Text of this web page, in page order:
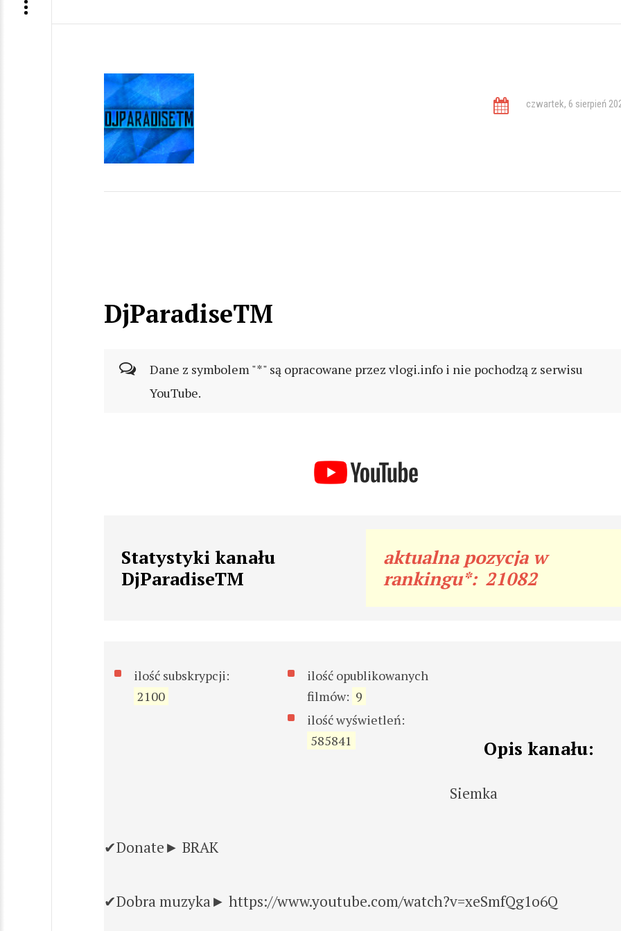
czwartek, 6 sierpień
DjParadiseTM
Dane z symbolem "*" są opracowane przez vlogi.info i nie pochodzą z serwisu
YouTube.
Statystyki kanału
DjParadiseTM
aktualna pozycja w
rankingu*: 21082
ilość subskrypcji:
2100
ilość opublikowanych
filmów: 9
ilość wyświetleń:
585841
Opis kanału:
Siemka
✔Donate► BRAK
✔Dobra muzyka► https://www.youtube.com/watch?v=xeSmfQg1o6Q